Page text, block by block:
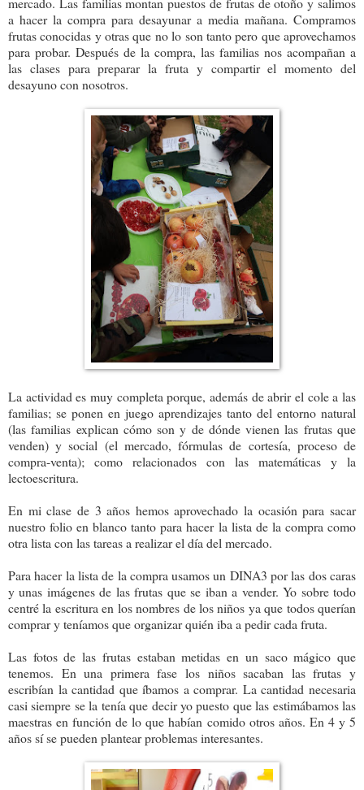
a hacer la compra para desayunar a media mañana. Compramos
frutas conocidas y otras que no lo son tanto pero que aprovechamos
para probar. Después de la compra, las familias nos acompañan a
las clases para preparar la fruta y compartir el momento del
desayuno con nosotros.
La actividad es muy completa porque, además de abrir el cole a las
familias; se ponen en juego aprendizajes tanto del entorno natural
(las familias explican cómo son y de dónde vienen las frutas que
venden) y social (el mercado, fórmulas de cortesía, proceso de
compra-venta); como relacionados con las matemáticas y la
lectoescritura.
En mi clase de 3 años hemos aprovechado la ocasión para sacar
nuestro folio en blanco tanto para hacer la lista de la compra como
otra lista con las tareas a realizar el día del mercado.
Para hacer la lista de la compra usamos un DINA3 por las dos caras
y unas imágenes de las frutas que se iban a vender. Yo sobre todo
centré la escritura en los nombres de los niños ya que todos querían
comprar y teníamos que organizar quién iba a pedir cada fruta.
Las fotos de las frutas estaban metidas en un saco mágico que
tenemos. En una primera fase los niños sacaban las frutas y
escribían la cantidad que íbamos a comprar. La cantidad necesaria
casi siempre se la tenía que decir yo puesto que las estimábamos las
maestras en función de lo que habían comido otros años. En 4 y 5
años sí se pueden plantear problemas interesantes.